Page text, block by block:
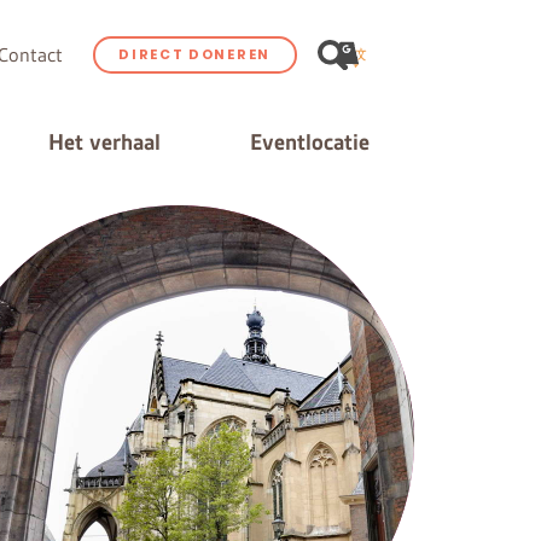
DIRECT DONEREN
Het verhaal Eventlocatie